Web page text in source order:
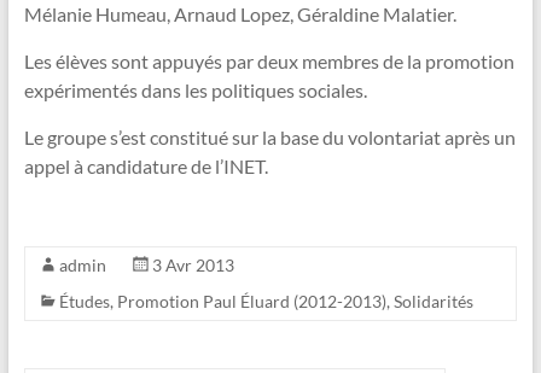
Mélanie Humeau, Arnaud Lopez, Géraldine Malatier.
Les élèves sont appuyés par deux membres de la promotion
expérimentés dans les politiques sociales.
Le groupe s’est constitué sur la base du volontariat après un
appel à candidature de l’INET.
admin
3 Avr 2013
Études, Promotion Paul Éluard (2012-2013), Solidarités